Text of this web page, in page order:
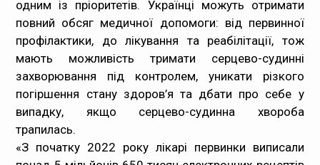
Громадянам
Медпрацівникам
Статистика
Документи
Контакти
одним із пріоритетів. Українці можуть отримати
повний обсяг медичної допомоги: від первинної
профілактики, до лікування та реабілітації, тож
мають можливість тримати серцево-судинні
захворювання під контролем, уникати різкого
погіршення стану здоров’я та дбати про себе у
випадку, якщо серцево-судинна хвороба
трапилась.
«З початку 2022 року лікарі первинки виписали